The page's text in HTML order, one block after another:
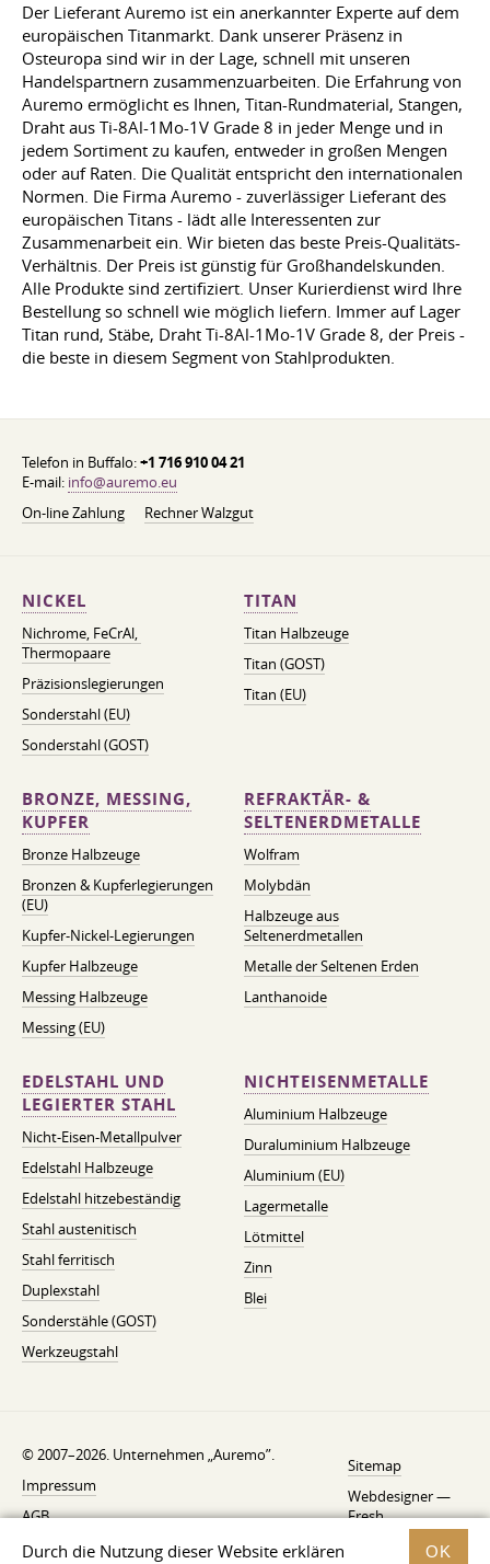
Durch die Nutzung dieser Website erklären
OK
Der Lieferant Auremo ist ein anerkannter Experte auf dem
europäischen Titanmarkt. Dank unserer Präsenz in
Osteuropa sind wir in der Lage, schnell mit unseren
Handelspartnern zusammenzuarbeiten. Die Erfahrung von
Auremo ermöglicht es Ihnen, Titan-Rundmaterial, Stangen,
Draht aus Ti-8Al-1Mo-1V Grade 8 in jeder Menge und in
jedem Sortiment zu kaufen, entweder in großen Mengen
oder auf Raten. Die Qualität entspricht den internationalen
Normen. Die Firma Auremo - zuverlässiger Lieferant des
europäischen Titans - lädt alle Interessenten zur
Zusammenarbeit ein. Wir bieten das beste Preis-Qualitäts-
Verhältnis. Der Preis ist günstig für Großhandelskunden.
Alle Produkte sind zertifiziert. Unser Kurierdienst wird Ihre
Bestellung so schnell wie möglich liefern. Immer auf Lager
Titan rund, Stäbe, Draht Ti-8Al-1Mo-1V Grade 8, der Preis -
die beste in diesem Segment von Stahlprodukten.
Telefon in Buffalo:+1 716 910 04 21
E-mail: info@auremo.eu
On-line Zahlung
Rechner Walzgut
NICKEL
Nichrome, FeСrAl, ​​
Thermopaare
Präzisionslegierungen
Sonderstahl (EU)
Sonderstahl (GOST)
TITAN
Titan Halbzeuge
Titan (GOST)
Titan (EU)
BRONZE, MESSING,
KUPFER
Bronze Halbzeuge
Bronzen & Kupferlegierungen
(EU)
Kupfer-Nickel-Legierungen
Kupfer Halbzeuge
Messing Halbzeuge
Messing (EU)
REFRAKTÄR- &
SELTENERDMETALLE
Wolfram
Molybdän
Halbzeuge aus
Seltenerdmetallen
Metalle der Seltenen Erden
Lanthanoide
EDELSTAHL UND
LEGIERTER STAHL
Nicht-Eisen-Metallpulver
Edelstahl Halbzeuge
Edelstahl hitzebeständig
Stahl austenitisch
Stahl ferritisch
Duplexstahl
Sonderstähle (GOST)
Werkzeugstahl
NICHTEISENMETALLE
Aluminium Halbzeuge
Duraluminium Halbzeuge
Aluminium (EU)
Lagermetalle
Lötmittel
Zinn
Blei
© 2007–2026. Unternehmen „Auremo”.
Impressum
AGB
Widerrufsbelehrung
Sitemap
Webdesigner —
Fresh